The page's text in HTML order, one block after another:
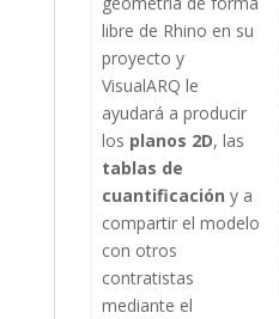
libre de Rhino en su
proyecto y
VisualARQ le
ayudará a producir
los planos 2D, las
tablas de
cuantificación y a
compartir el modelo
con otros
contratistas
mediante el